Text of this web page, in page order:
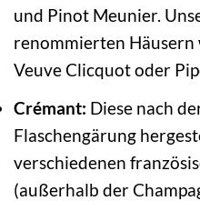
und Pinot Meunier.
renommierten Häusern
Veuve Clicquot oder
Crémant: Diese nach
Flaschengärung
verschiedenen
(außerhalb der